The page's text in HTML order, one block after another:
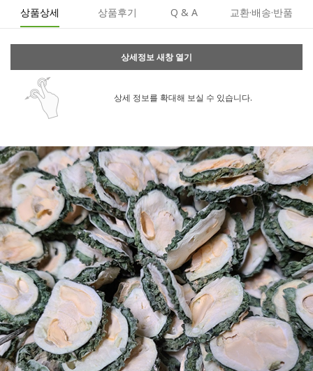
상품상세 상품후기 Q & A 교환·배송·반품
상세정보 새창 열기
상세 정보를 확대해 보실 수 있습니다.